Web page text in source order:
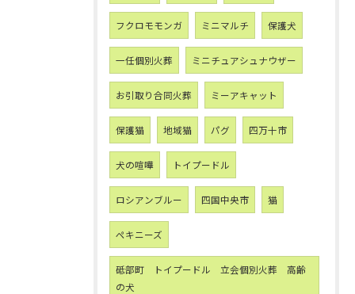
フクロモモンガ ミニマルチ 保護犬
一任個別火葬 ミニチュアシュナウザー
お引取り合同火葬 ミーアキャット
保護猫 地域猫 パグ 四万十市
犬の喧嘩 トイプードル
ロシアンブルー 四国中央市 猫
ペキニーズ
砥部町 トイプードル 立会個別火葬 高齢
の犬